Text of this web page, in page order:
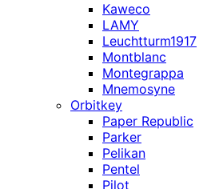
Kaweco
LAMY
Leuchtturm1917
Montblanc
Montegrappa
Mnemosyne
Orbitkey
Paper Republic
Parker
Pelikan
Pentel
Pilot